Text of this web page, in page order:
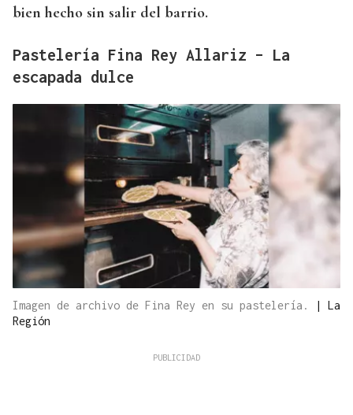
bien hecho sin salir del barrio.
Pastelería Fina Rey Allariz – La
escapada dulce
Imagen de archivo de Fina Rey en su pastelería. | La
Región